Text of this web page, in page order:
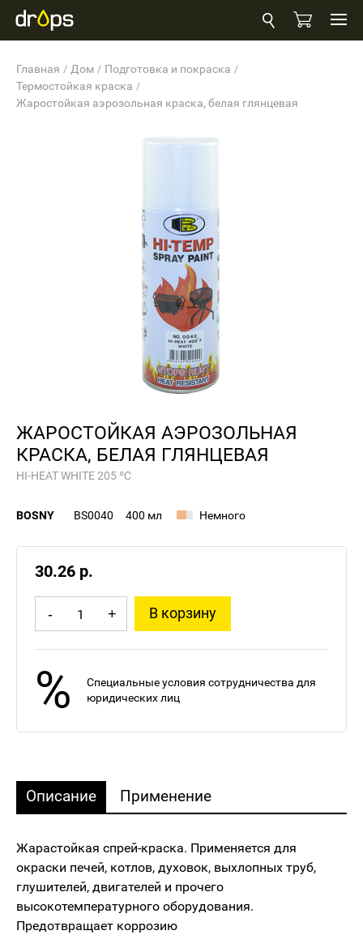
Главная Дом
Подготовка и покраска
Термостойкая краска
Жаростойкая аэрозольная краска, белая глянцевая
ЖАРОСТОЙКАЯ АЭРОЗОЛЬНАЯ
КРАСКА, БЕЛАЯ ГЛЯНЦЕВАЯ
HI-HEAT WHITE 205 ºС
BOSNY BS0040 400 мл Немного
30.26 р.
- + В корзину
%
Специальные условия сотрудничества для
юридических лиц
Описание Применение
Жарастойкая спрей-краска. Применяется для
окраски печей, котлов, духовок, выхлопных труб,
глушителей, двигателей и прочего
высокотемпературного оборудования.
Предотвращает коррозию